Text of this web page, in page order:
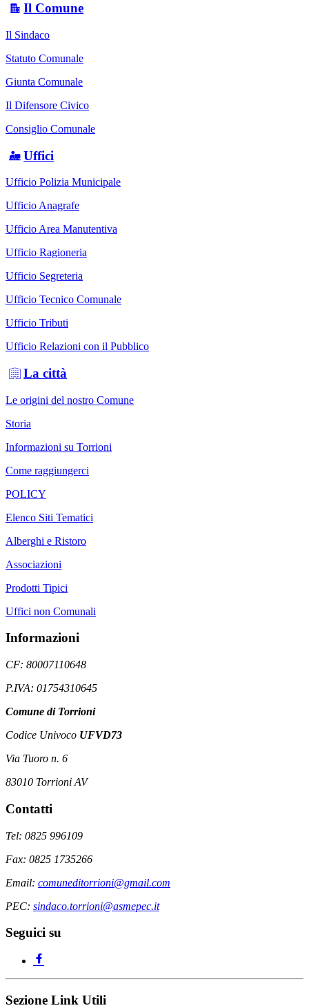
Il Comune
Il Sindaco
Statuto Comunale
Giunta Comunale
Il Difensore Civico
Consiglio Comunale
Uffici
Ufficio Polizia Municipale
Ufficio Anagrafe
Ufficio Area Manutentiva
Ufficio Ragioneria
Ufficio Segreteria
Ufficio Tecnico Comunale
Ufficio Tributi
Ufficio Relazioni con il Pubblico
La città
Le origini del nostro Comune
Storia
Informazioni su Torrioni
Come raggiungerci
POLICY
Elenco Siti Tematici
Alberghi e Ristoro
Associazioni
Prodotti Tipici
Uffici non Comunali
Informazioni
CF: 80007110648
P.IVA: 01754310645
Comune di Torrioni
Codice Univoco UFVD73
Via Tuoro n. 6
83010 Torrioni AV
Contatti
Tel: 0825 996109
Fax: 0825 1735266
Email: comuneditorrioni@gmail.com
PEC: sindaco.torrioni@asmepec.it
Seguici su
Sezione Link Utili